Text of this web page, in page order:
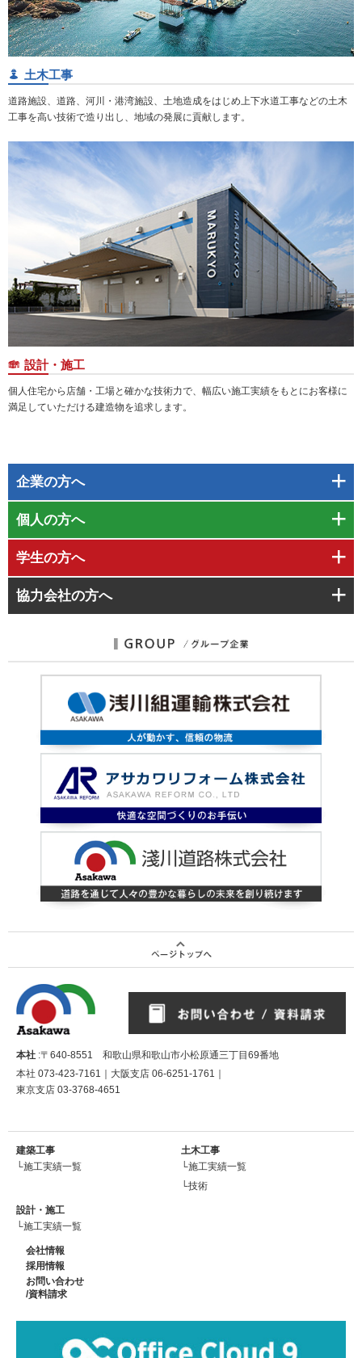
土木工事
道路施設、道路、河川・港湾施設、土地造成をはじめ上下水道工事などの土木
工事を高い技術で造り出し、地域の発展に貢献します。
設計・施工
個人住宅から店舗・工場と確かな技術力で、幅広い施工実績をもとにお客様に
満足していただける建造物を追求します。
企業の方へ
個人の方へ
学生の方へ
協力会社の方へ
本社 :〒640-8551 和歌山県和歌山市小松原通三丁目69番地
本社 073-423-7161 ｜大阪支店 06-6251-1761
東京支店 03-3768-4651
建築工事
└施工実績一覧
土木工事
└施工実績一覧
└技術
設計・施工
└施工実績一覧
会社情報
採用情報
お問い合わせ
/資料請求